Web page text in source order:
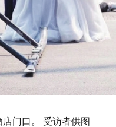
门口。 受访者供图